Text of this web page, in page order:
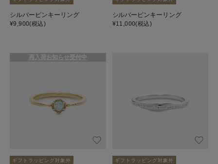
シルバーピンキーリング
¥9,900(税込)
シルバーピンキーリング
¥11,000(税込)
再入荷お知らせ受付中
ギフトラッピング対象外 ギフトラッピング対象外